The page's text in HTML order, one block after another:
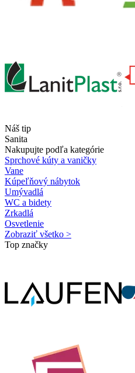
Náš tip
Sanita
Nakupujte podľa kategórie
Sprchové kúty a vaničky
Vane
Kúpeľňový nábytok
Umývadlá
WC a bidety
Zrkadlá
Osvetlenie
Zobraziť všetko >
Top značky